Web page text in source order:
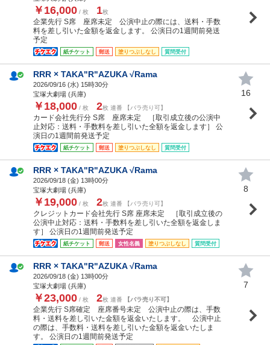
￥16,000 / 枚 1枚
企業先行 S席 座席未定 公演中止の際には、送料・手数
料を差し引いた金額を返金します。 公演日の1週間前発送
予定
紙チケット 郵送 塗りつぶしなし 質問受付
RRR × TAKA"R"AZUKA √Rama
2026/09/16 (水) 15時30分
宝塚大劇場 (兵庫)
￥18,000 / 枚 2枚 連番 【バラ売り可】
カード会社先行分 S席 座席未定 ［取引成立後の公演中
止対応：送料・手数料を差し引いた全額を返金します］ 公
演日の1週間前発送予定
紙チケット 郵送 塗りつぶしなし 質問受付
16
RRR × TAKA"R"AZUKA √Rama
2026/09/18 (金) 13時00分
宝塚大劇場 (兵庫)
￥19,000 / 枚 2枚 連番 【バラ売り可】
クレジットカード会社先行 S席 座席未定 ［取引成立後の
公演中止対応：送料・手数料を差し引いた全額を返金しま
す］ 公演日の1週間前発送予定
紙チケット 郵送 女性名義 塗りつぶしなし 質問受付
8
RRR × TAKA"R"AZUKA √Rama
2026/09/18 (金) 13時00分
宝塚大劇場 (兵庫)
￥23,000 / 枚 2枚 連番 【バラ売り不可】
企業先行 S席確定 座席番号未定 公演中止の際は、手数
料・送料を差し引いた金額を返金いたします。 公演中止
の際は、手数料・送料を差し引いた金額を返金いたしま
す。 公演日の1週間前発送予定
7